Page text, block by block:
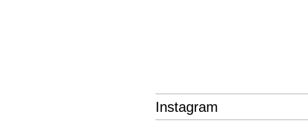
Instagram